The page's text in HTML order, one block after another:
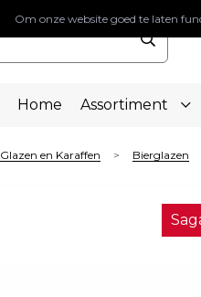
Home Assortiment
Glazen en Karaffen > Bierglazen
Om onze website goed te laten